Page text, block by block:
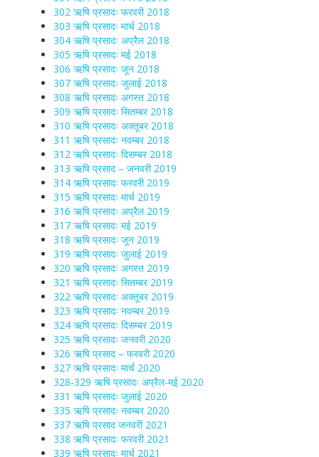
302 ऋषि प्रसादः फरवरी 2018
303 ऋषि प्रसादः मार्च 2018
304 ऋषि प्रसादः अप्रैल 2018
305 ऋषि प्रसादः मई 2018
306 ऋषि प्रसादः जून 2018
307 ऋषि प्रसादः जुलाई 2018
308 ऋषि प्रसादः अगस्त 2018
309 ऋषि प्रसादः सितम्बर 2018
310 ऋषि प्रसादः अक्तूबर 2018
311 ऋषि प्रसादः नवम्बर 2018
312 ऋषि प्रसादः दिसम्बर 2018
313 ऋषि प्रसाद – जनवरी 2019
314 ऋषि प्रसादः फरवरी 2019
315 ऋषि प्रसादः मार्च 2019
316 ऋषि प्रसादः अप्रैल 2019
317 ऋषि प्रसादः मई 2019
318 ऋषि प्रसादः जून 2019
319 ऋषि प्रसादः जुलाई 2019
320 ऋषि प्रसादः अगस्त 2019
321 ऋषि प्रसादः सितम्बर 2019
322 ऋषि प्रसादः अक्तूबर 2019
323 ऋषि प्रसादः नवम्बर 2019
324 ऋषि प्रसादः दिसम्बर 2019
325 ऋषि प्रसादः जनवरी 2020
326 ऋषि प्रसाद – फरवरी 2020
327 ऋषि प्रसादः मार्च 2020
328-329 ऋषि प्रसादः अप्रैल-मई 2020
331 ऋषि प्रसादः जुलाई 2020
335 ऋषि प्रसादः नवम्बर 2020
337 ऋषि प्रसाद जनवरी 2021
338 ऋषि प्रसादः फरवरी 2021
339 ऋषि प्रसादः मार्च 2021